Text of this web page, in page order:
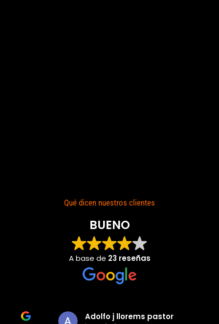
Qué dicen nuestros clientes
BUENO
A base de 23 reseñas
Adolfo j llorems pastor